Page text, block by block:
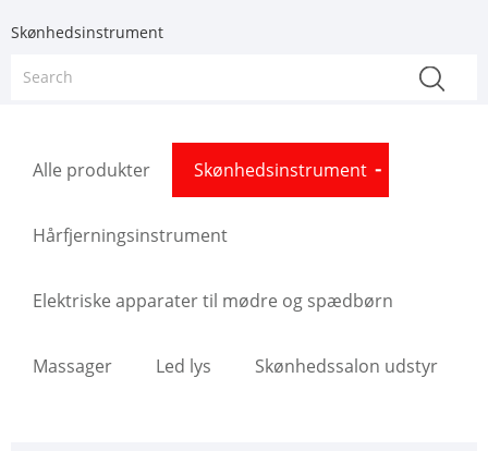
Skønhedsinstrument
Alle produkter Skønhedsinstrument
Hårfjerningsinstrument
Elektriske apparater til mødre og spædbørn
Massager Led lys Skønhedssalon udstyr